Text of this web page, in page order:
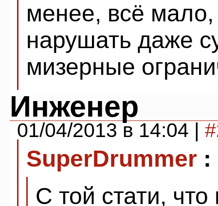
менее, всё
нарушать даже
мизерные
Инженер
01/04/2013 в 14:04 |
SuperDrummer :
С той стати,